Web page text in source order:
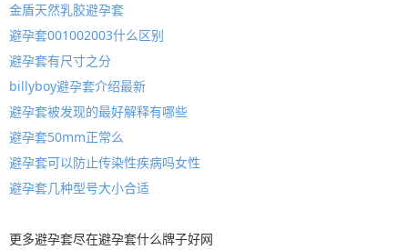
金盾天然乳胶避孕套
避孕套001002003什么区别
避孕套有尺寸之分
billyboy避孕套介绍最新
避孕套被发现的最好解释有哪些
避孕套50mm正常么
避孕套可以防止传染性疾病吗女性
避孕套几种型号大小合适
更多避孕套尽在避孕套什么牌子好网